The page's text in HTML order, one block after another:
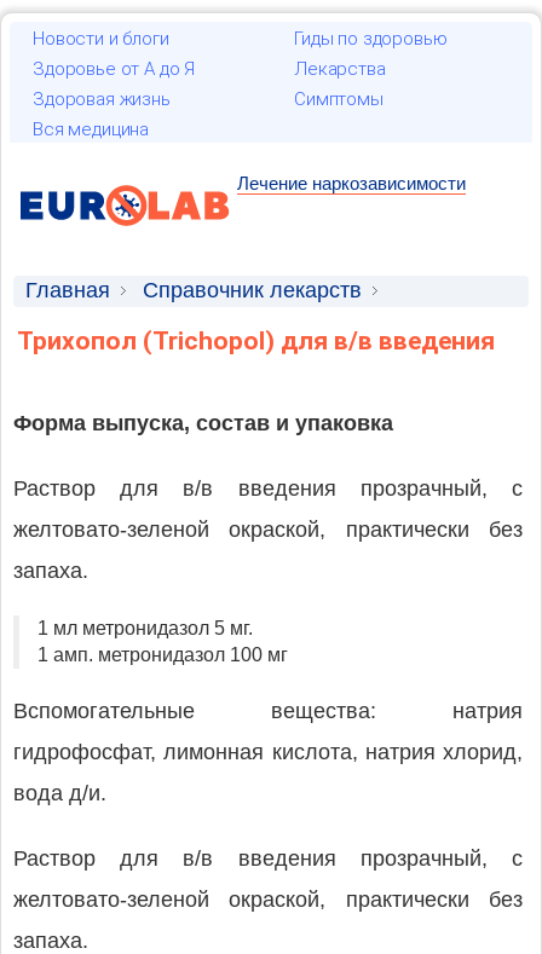
Новости и блоги
Гиды по здоровью
Здоровье от А до Я
Лекарства
Здоровая жизнь
Симптомы
Вся медицина
Лечение наркозависимости
Главная
Справочник лекарств
Лекарственные средства
Трихопол (Trichopol) для в/в введения
Форма выпуска, состав и упаковка
Раствор для в/в введения прозрачный, с
желтовато-зеленой окраской, практически без
запаха.
1 мл метронидазол 5 мг.
1 амп. метронидазол 100 мг
Вспомогательные вещества: натрия
гидрофосфат, лимонная кислота, натрия хлорид,
вода д/и.
Раствор для в/в введения прозрачный, с
желтовато-зеленой окраской, практически без
запаха.